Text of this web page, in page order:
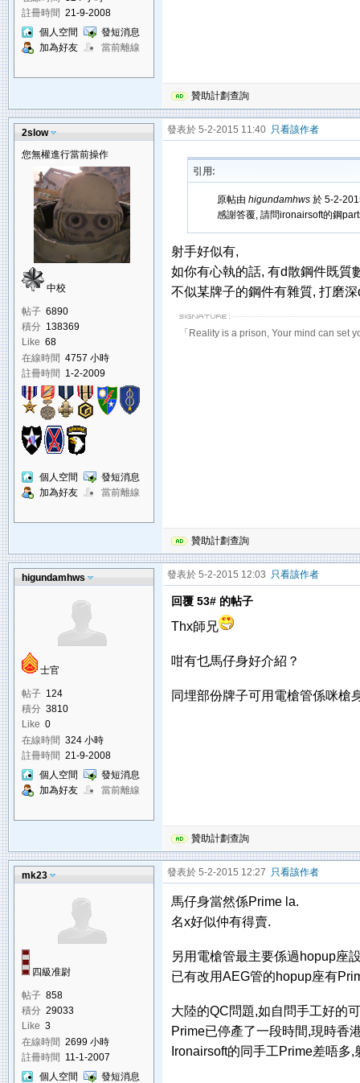
註冊時間 21-9-2008
個人空間
發短消息
加為好友
當前離線
贊助計劃查詢
2slow
您無權進行當前操作
中校
帖子 6890
積分 138369
Like 68
在線時間 4757 小時
註冊時間 1-2-2009
個人空間
發短消息
加為好友
當前離線
發表於 5-2-2015 11:40 只看該作者
引用:
原帖由 higundamhws於 5-2-
感謝答覆, 請問ironairsoft的鋼
射手好似有,
如你有心執的話, 有d散鋼件既質
不似某牌子的鋼件有雜質, 打磨
「Reality is a prison, Your mind can set
贊助計劃查詢
higundamhws
士官
帖子 124
積分 3810
Like 0
在線時間 324 小時
註冊時間 21-9-2008
個人空間
發短消息
加為好友
當前離線
發表於 5-2-2015 12:03 只看該作者
回覆 53# 的帖子
Thx師兄
咁有乜馬仔身好介紹？
同埋部份牌子可用電槍管係咪槍
贊助計劃查詢
mk23
四級准尉
帖子 858
積分 29033
Like 3
在線時間 2699 小時
註冊時間 11-1-2007
個人空間
發短消息
發表於 5-2-2015 12:27 只看該作者
馬仔身當然係Prime la.
名x好似仲有得賣.
另用電槍管最主要係過hopup座
已有改用AEG管的hopup座有
大陸的QC問題,如自問手工好的
Prime已停產了一段時間,現時香
Ironairsoft的同手工Prime差唔多,